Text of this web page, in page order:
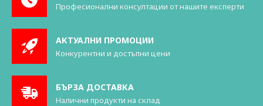
Професионални консултации от нашите експерти
АКТУАЛНИ ПРОМОЦИИ
Конкурентни и достъпни цени
БЪРЗА ДОСТАВКА
Налични продукти на склад